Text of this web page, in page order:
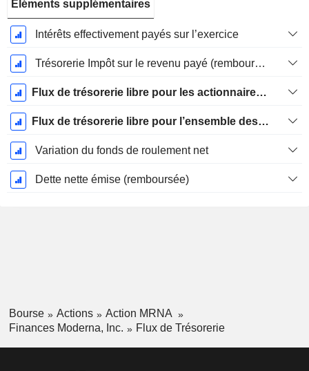
Éléments supplémentaires
Intérêts effectivement payés sur l’exercice
Trésorerie Impôt sur le revenu payé (remboursement)Impôt effectivement payé (remboursé) sur l’exercice
Flux de trésorerie libre pour les actionnaires FCFE
Flux de trésorerie libre pour l’ensemble des pourvoyeurs de fonds (créanciers et actionnaires) FCFF
Variation du fonds de roulement net
Dette nette émise (remboursée)
Bourse Actions
Action MRNA
Finances Moderna, Inc.
Flux de Trésorerie